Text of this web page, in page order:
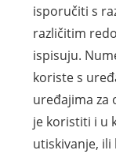
isporučiti s
različitim
ispisuju.
koriste s
uređajima za
je koristiti i u
utiskivanje, ili